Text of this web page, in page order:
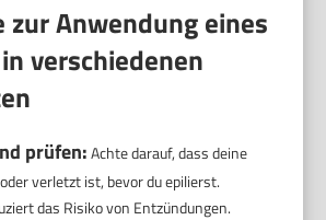
zur Anwendung eines
verschiedenen
prüfen:Achte darauf, dass deine
verletzt ist, bevor du epilierst.
das Risiko von Entzündungen.